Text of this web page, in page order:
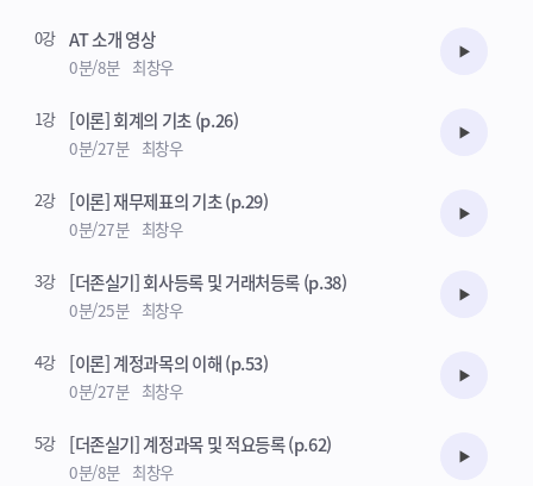
23.08월 비대면 시험 변경내용을 반영하였습니다.
정규반은 와우패스에서 출간한 FAT2급 기본서(1권)로 진행됩니다.
0강 AT 소개 영상
0분/8분 최창우 수강준비
1강 [이론] 회계의 기초 (p.26)
0분/27분 최창우 수강준비
2강 [이론] 재무제표의 기초 (p.29)
0분/27분 최창우 수강준비
3강 [더존실기] 회사등록 및 거래처등록 (p.38)
0분/25분 최창우 수강준비
4강 [이론] 계정과목의 이해 (p.53)
0분/27분 최창우 수강준비
5강 [더존실기] 계정과목 및 적요등록 (p.62)
0분/8분 최창우 수강준비